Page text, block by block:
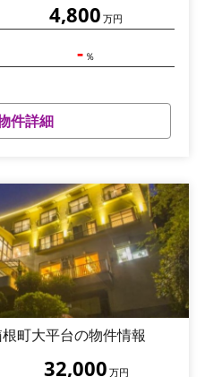
4,800 万円
- ％
件詳細
町大平台の物件情報
32,000 万円